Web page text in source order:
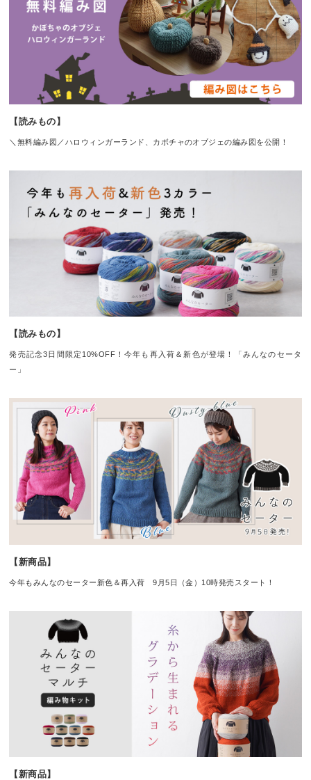
【読みもの】
＼無料編み図／ハロウィンガーランド、カボチャのオブジェの編み図を公開！
【読みもの】
発売記念3日間限定10%OFF！今年も再入荷＆新色が登場！「みんなのセータ
ー」
【新商品】
今年もみんなのセーター新色＆再入荷 9月5日（金）10時発売スタート！
【新商品】